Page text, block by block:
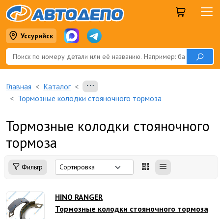
Уссурийск
Главная
Каталог
Тормозные колодки стояночного тормоза
Тормозные колодки стояночного
тормоза
Фильтр
HINO RANGER
Тормозные колодки стояночного тормоза